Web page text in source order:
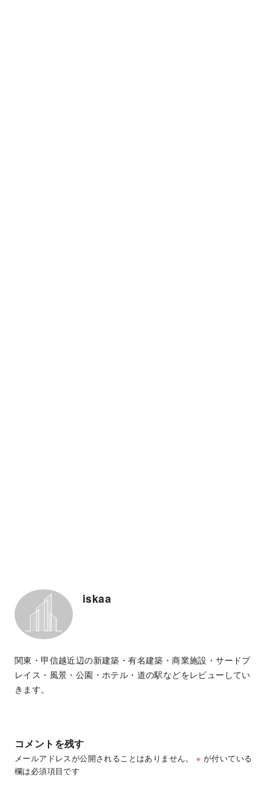
iskaa
関東・甲信越近辺の新建築・有名建築・商業施設・サードプ
レイス・風景・公園・ホテル・道の駅などをレビューしてい
きます。
コメントを残す
メールアドレスが公開されることはありません。 ※ が付いている
欄は必須項目です